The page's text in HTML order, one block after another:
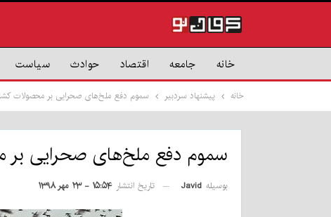
خانه جامعه اقتصاد حوادث سیاست
خانه پیشنهاد سردبیر سموم دفع ملخ‌های صحرایی بر محصولات
سموم دفع ملخ‌های صحرایی بر
بوسیله Javid تاریخ انتشار ۱۵:۵۴ - ۲۳ مهر ۱۳۹۸